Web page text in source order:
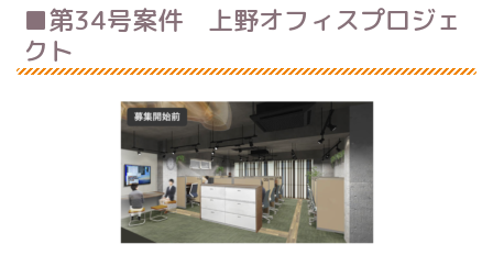
■第34号案件 上野オフィスプロジェ
クト